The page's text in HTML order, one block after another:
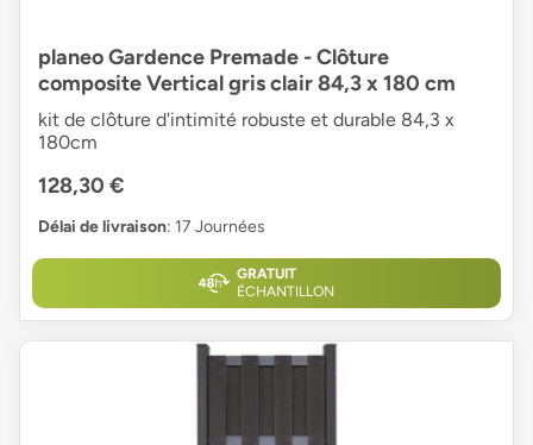
planeo Gardence Premade - Clôture
composite Vertical gris clair 84,3 x 180 cm
kit de clôture d'intimité robuste et durable 84,3 x
180cm
128,30 €
Délai de livraison: 17 Journées
GRATUIT
ÉCHANTILLON